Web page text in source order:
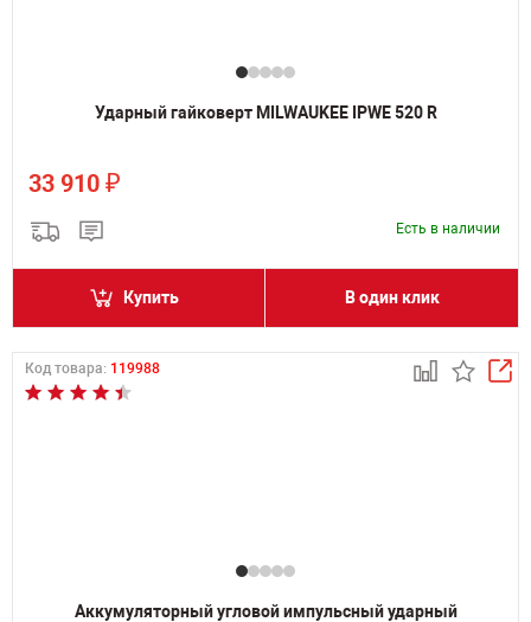
Ударный гайковерт MILWAUKEE IPWE 520 R
33 910 ₽
Есть в наличии
Купить В один клик
Код товара: 119988
Аккумуляторный угловой импульсный ударный